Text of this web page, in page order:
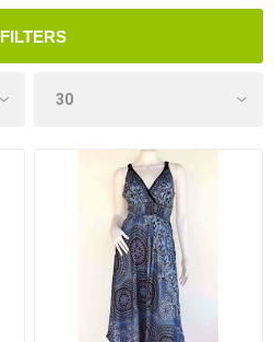
FILTERS